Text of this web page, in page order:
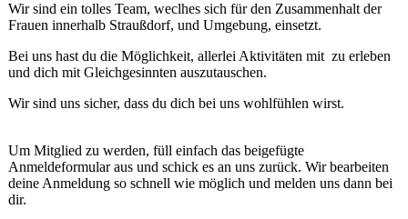
Wir sind ein tolles Team, weclhes sich für den Zusammenhalt der
Frauen innerhalb Straußdorf, und Umgebung, einsetzt.
Bei uns hast du die Möglichkeit, allerlei Aktivitäten mit zu erleben
und dich mit Gleichgesinnten auszutauschen.
Wir sind uns sicher, dass du dich bei uns wohlfühlen wirst.
Um Mitglied zu werden, füll einfach das beigefügte
Anmeldeformular aus und schick es an uns zurück. Wir bearbeiten
deine Anmeldung so schnell wie möglich und melden uns dann bei
dir.